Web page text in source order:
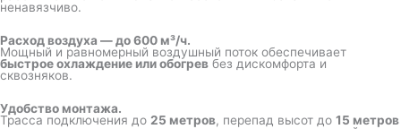
ненавязчиво.
Расход воздуха — до 600 м³/ч.
Мощный и равномерный воздушный поток обеспечивает
быстрое охлаждение или обогрев без дискомфорта и
сквозняков.
Удобство монтажа.
Трасса подключения до 25 метров, перепад высот до 15 метров